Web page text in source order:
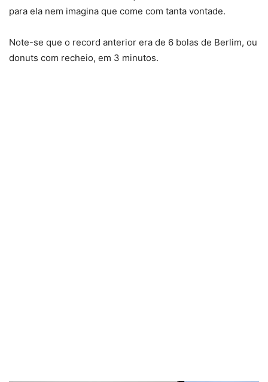
para ela nem imagina que come com tanta vontade.
Note-se que o record anterior era de 6 bolas de Berlim, ou
donuts com recheio, em 3 minutos.